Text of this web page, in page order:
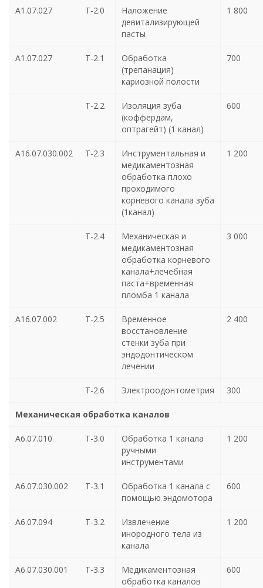
А1.07.027 Т-2.0
Наложение
девитализирующей
пасты
1 800
А1.07.027 Т-2.1
Обработка
(трепанация)
кариозной полости
700
Т-2.2
Изоляция зуба
(коффердам,
оптрагейт) (1 канал)
600
А16.07.030.002 Т-2.3
Инструментальная и
медикаментозная
обработка плохо
проходимого
корневого канала зуба
(1канал)
1 200
Т-2.4
Механическая и
медикаментозная
обработка корневого
канала+лечебная
паста+временная
пломба 1 канала
3 000
A16.07.002 Т-2.5
Временное
восстановление
стенки зуба при
эндодонтическом
лечении
2 400
Т-2.6 Электроодонтометрия 300
Механическая обработка каналов
А6.07.010 Т-3.0
Обработка 1 канала
ручными
инструментами
1 200
А6.07.030.002 Т-3.1
Обработка 1 канала с
помощью эндомотора
600
А6.07.094 Т-3.2
Извлечение
инородного тела из
канала
1 200
А6.07.030.001 Т-3.3
Медикаментозная
обработка каналов
600